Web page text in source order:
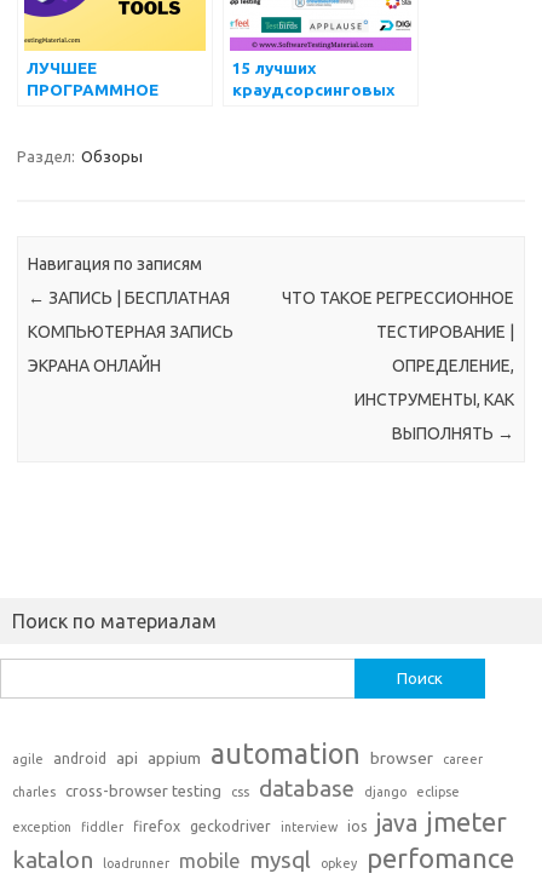
ЛУЧШЕЕ
ПРОГРАММНОЕ
ТЕСТИРОВАНИЯ
15 лучших
краудсорсинговых
Раздел: Обзоры
Навигация по записям
← ЗАПИСЬ | БЕСПЛАТНАЯ
КОМПЬЮТЕРНАЯ ЗАПИСЬ
ЭКРАНА ОНЛАЙН
ЧТО ТАКОЕ РЕГРЕССИОННОЕ
ТЕСТИРОВАНИЕ |
ОПРЕДЕЛЕНИЕ,
ИНСТРУМЕНТЫ, КАК
ВЫПОЛНЯТЬ →
Поиск по материалам
agile android api appium automation browser career
charles cross-browser testing css database django eclipse
exception fiddler firefox geckodriver interview ios java jmeter
katalon loadrunner mobile mysql opkey perfomance